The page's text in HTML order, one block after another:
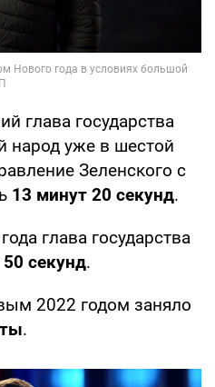
глава государства
народ уже в шестой
Зеленского с
13 минут 20 секунд.
глава государства
секунд.
2022 годом заняло
.